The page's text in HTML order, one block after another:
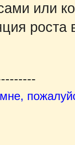
или
роста